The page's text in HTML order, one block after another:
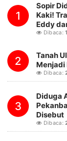
1
Sopir
Kaki!
Eddy
Dibaca:
2
Tanah
Menjadi
Dibaca:
3
Diduga
Disebut
Dibaca: